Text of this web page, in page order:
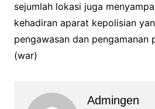
sejumlah lokasi juga
kehadiran aparat kepolisian
pengawasan dan pengamanan
(war)
Admingen